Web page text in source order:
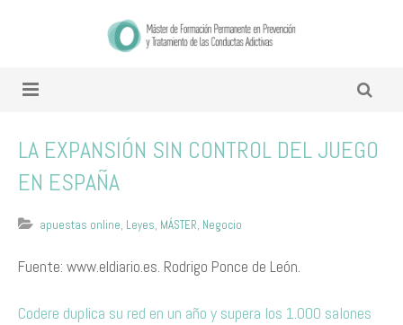
LA EXPANSIÓN SIN CONTROL DEL JUEGO
EN ESPAÑA
apuestas online, Leyes, MÁSTER, Negocio
Fuente: www.eldiario.es. Rodrigo Ponce de León.
Codere duplica su red en un año y supera los 1.000 salones